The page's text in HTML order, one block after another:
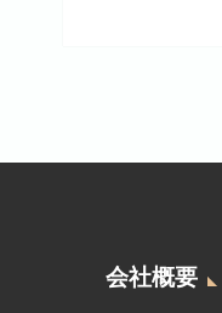
会社概要